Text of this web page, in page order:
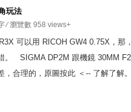
玩法
⁄ 瀏覽數 958 views+
可以用 RICOH GW4 0.75X，
。 SIGMA DP2M 跟機鏡 30MM
，合理的，原圖按此 ＜-- 了解了